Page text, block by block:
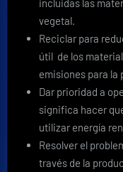
incluidas las
vegetal.
Reciclar para
útil de los
emisiones para la
Dar prioridad a
significa hacer
utilizar energía
Resolver el
través de la